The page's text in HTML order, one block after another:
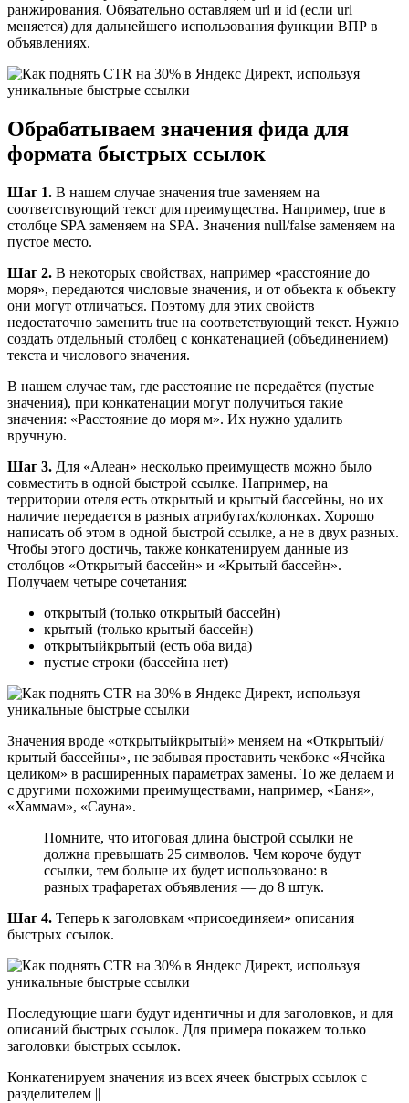
ранжирования. Обязательно оставляем url и id (если url
меняется) для дальнейшего использования функции ВПР в
объявлениях.
Обрабатываем значения фида для
формата быстрых ссылок
Шаг 1. В нашем случае значения true заменяем на
соответствующий текст для преимущества. Например, true в
столбце SPA заменяем на SPA. Значения null/false заменяем на
пустое место.
Шаг 2. В некоторых свойствах, например «расстояние до
моря», передаются числовые значения, и от объекта к объекту
они могут отличаться. Поэтому для этих свойств
недостаточно заменить true на соответствующий текст. Нужно
создать отдельный столбец с конкатенацией (объединением)
текста и числового значения.
В нашем случае там, где расстояние не передаётся (пустые
значения), при конкатенации могут получиться такие
значения: «Расстояние до моря м». Их нужно удалить
вручную.
Шаг 3. Для «Алеан» несколько преимуществ можно было
совместить в одной быстрой ссылке. Например, на
территории отеля есть открытый и крытый бассейны, но их
наличие передается в разных атрибутах/колонках. Хорошо
написать об этом в одной быстрой ссылке, а не в двух разных.
Чтобы этого достичь, также конкатенируем данные из
столбцов «Открытый бассейн» и «Крытый бассейн».
Получаем четыре сочетания:
открытый (только открытый бассейн)
крытый (только крытый бассейн)
открытыйкрытый (есть оба вида)
пустые строки (бассейна нет)
Значения вроде «открытыйкрытый» меняем на «Открытый/
крытый бассейны», не забывая проставить чекбокс «Ячейка
целиком» в расширенных параметрах замены. То же делаем и
с другими похожими преимуществами, например, «Баня»,
«Хаммам», «Сауна».
Помните, что итоговая длина быстрой ссылки не
должна превышать 25 символов. Чем короче будут
ссылки, тем больше их будет использовано: в
разных трафаретах объявления — до 8 штук.
Шаг 4. Теперь к заголовкам «присоединяем» описания
быстрых ссылок.
Последующие шаги будут идентичны и для заголовков, и для
описаний быстрых ссылок. Для примера покажем только
заголовки быстрых ссылок.
Конкатенируем значения из всех ячеек быстрых ссылок с
разделителем ||